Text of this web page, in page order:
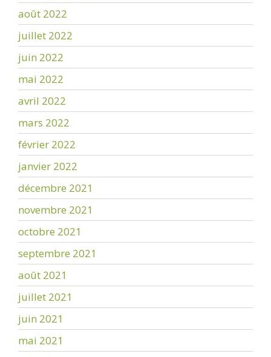
août 2022
juillet 2022
juin 2022
mai 2022
avril 2022
mars 2022
février 2022
janvier 2022
décembre 2021
novembre 2021
octobre 2021
septembre 2021
août 2021
juillet 2021
juin 2021
mai 2021